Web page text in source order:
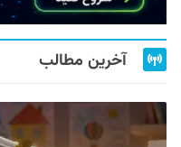
آخرین مطالب